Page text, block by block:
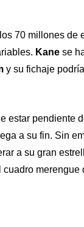
70 millones de
Kane se
y su fichaje
estar pendiente
llega a su fin. Sin
a su gran
merengue